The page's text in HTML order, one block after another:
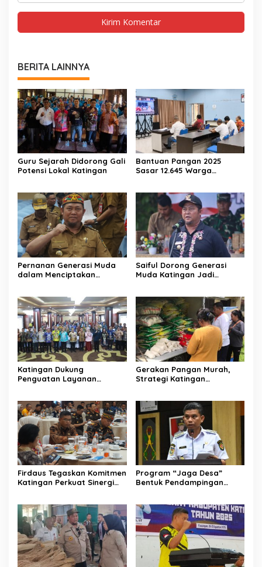
BERITA LAINNYA
Guru Sejarah Didorong Gali
Potensi Lokal Katingan
Bantuan Pangan 2025
Sasar 12.645 Warga
Pernanan Generasi Muda
dalam Menciptakan
Saiful Dorong Generasi
Muda Katingan Jadi
Katingan Dukung
Penguatan Layanan
Gerakan Pangan Murah,
Strategi Katingan
Firdaus Tegaskan Komitmen
Katingan Perkuat Sinergi
Program “Jaga Desa”
Bentuk Pendampingan